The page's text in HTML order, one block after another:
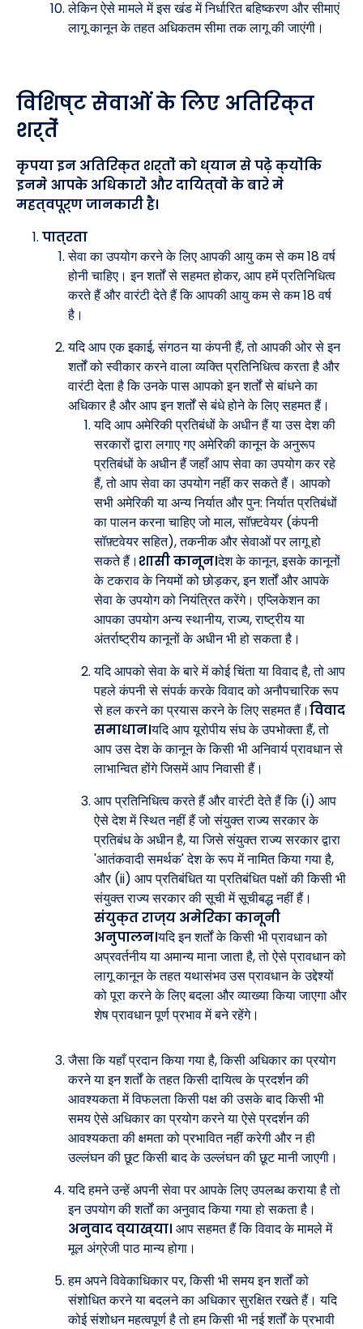
लेकिन ऐसे मामले में इस खंड में निर्धारित बहिष्करण और सीमाएं
लागू कानून के तहत अधिकतम सीमा तक लागू की जाएंगी।
विशिष्ट सेवाओं के लिए अतिरिक्त
शर्तें
कृपया इन अतिरिक्त शर्तों को ध्यान से पढ़ें क्योंकि
इनमें आपके अधिकारों और दायित्वों के बारे में
महत्वपूर्ण जानकारी है।
पात्रता
सेवा का उपयोग करने के लिए आपकी आयु कम से कम 18 वर्ष
होनी चाहिए। इन शर्तों से सहमत होकर, आप हमें प्रतिनिधित्व
करते हैं और वारंटी देते हैं कि आपकी आयु कम से कम 18 वर्ष
है।
यदि आप एक इकाई, संगठन या कंपनी हैं, तो आपकी ओर से इन
शर्तों को स्वीकार करने वाला व्यक्ति प्रतिनिधित्व करता है और
वारंटी देता है कि उनके पास आपको इन शर्तों से बांधने का
अधिकार है और आप इन शर्तों से बंधे होने के लिए सहमत हैं।
यदि आप अमेरिकी प्रतिबंधों के अधीन हैं या उस देश की
सरकारों द्वारा लगाए गए अमेरिकी कानून के अनुरूप
प्रतिबंधों के अधीन हैं जहाँ आप सेवा का उपयोग कर रहे
हैं, तो आप सेवा का उपयोग नहीं कर सकते हैं। आपको
सभी अमेरिकी या अन्य निर्यात और पुन: निर्यात प्रतिबंधों
का पालन करना चाहिए जो माल, सॉफ़्टवेयर (कंपनी
सॉफ़्टवेयर सहित), तकनीक और सेवाओं पर लागू हो
सकते हैं। शासी कानून।देश के कानून, इसके कानूनों
के टकराव के नियमों को छोड़कर, इन शर्तों और आपके
सेवा के उपयोग को नियंत्रित करेंगे। एप्लिकेशन का
आपका उपयोग अन्य स्थानीय, राज्य, राष्ट्रीय या
अंतर्राष्ट्रीय कानूनों के अधीन भी हो सकता है।
यदि आपको सेवा के बारे में कोई चिंता या विवाद है, तो आप
पहले कंपनी से संपर्क करके विवाद को अनौपचारिक रूप
से हल करने का प्रयास करने के लिए सहमत हैं।विवाद
समाधान।यदि आप यूरोपीय संघ के उपभोक्ता हैं, तो
आप उस देश के कानून के किसी भी अनिवार्य प्रावधान से
लाभान्वित होंगे जिसमें आप निवासी हैं।
आप प्रतिनिधित्व करते हैं और वारंटी देते हैं कि (i) आप
ऐसे देश में स्थित नहीं हैं जो संयुक्त राज्य सरकार के
प्रतिबंध के अधीन है, या जिसे संयुक्त राज्य सरकार द्वारा
'आतंकवादी समर्थक' देश के रूप में नामित किया गया है,
और (ii) आप प्रतिबंधित या प्रतिबंधित पक्षों की किसी भी
संयुक्त राज्य सरकार की सूची में सूचीबद्ध नहीं हैं।
संयुक्त राज्य अमेरिका कानूनी
अनुपालन।यदि इन शर्तों के किसी भी प्रावधान को
अप्रवर्तनीय या अमान्य माना जाता है, तो ऐसे प्रावधान को
लागू कानून के तहत यथासंभव उस प्रावधान के उद्देश्यों
को पूरा करने के लिए बदला और व्याख्या किया जाएगा और
शेष प्रावधान पूर्ण प्रभाव में बने रहेंगे।
जैसा कि यहाँ प्रदान किया गया है, किसी अधिकार का प्रयोग
करने या इन शर्तों के तहत किसी दायित्व के प्रदर्शन की
आवश्यकता में विफलता किसी पक्ष की उसके बाद किसी भी
समय ऐसे अधिकार का प्रयोग करने या ऐसे प्रदर्शन की
आवश्यकता की क्षमता को प्रभावित नहीं करेगी और न ही
उल्लंघन की छूट किसी बाद के उल्लंघन की छूट मानी जाएगी।
यदि हमने उन्हें अपनी सेवा पर आपके लिए उपलब्ध कराया है तो
इन उपयोग की शर्तों का अनुवाद किया गया हो सकता है।
अनुवाद व्याख्या। आप सहमत हैं कि विवाद के मामले में
मूल अंग्रेजी पाठ मान्य होगा।
हम अपने विवेकाधिकार पर, किसी भी समय इन शर्तों को
संशोधित करने या बदलने का अधिकार सुरक्षित रखते हैं। यदि
कोई संशोधन महत्वपूर्ण है तो हम किसी भी नई शर्तों के प्रभावी